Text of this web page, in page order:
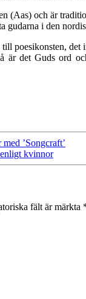
(Aas) och är
gudarna i den
poesikonsten,
det Guds ord
’Songcraft’
kvinnor
fält är märkta